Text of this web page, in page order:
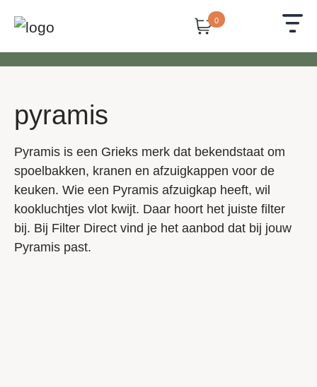
0
pyramis
Pyramis is een Grieks merk dat bekendstaat om
spoelbakken, kranen en afzuigkappen voor de
keuken. Wie een Pyramis afzuigkap heeft, wil
kookluchtjes vlot kwijt. Daar hoort het juiste filter
bij. Bij Filter Direct vind je het aanbod dat bij jouw
Pyramis past.